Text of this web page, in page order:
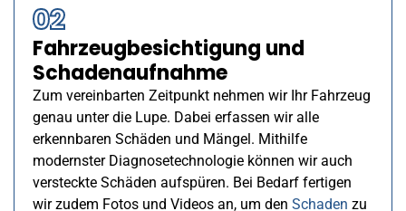
02
Fahrzeugbesichtigung und
Schadenaufnahme
Zum vereinbarten Zeitpunkt nehmen wir Ihr Fahrzeug
genau unter die Lupe. Dabei erfassen wir alle
erkennbaren Schäden und Mängel. Mithilfe
modernster Diagnosetechnologie können wir auch
versteckte Schäden aufspüren. Bei Bedarf fertigen
wir zudem Fotos und Videos an, um den Schaden zu